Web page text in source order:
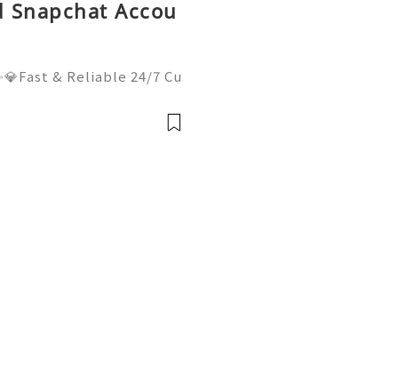
Snapchat Accou
& Reliable 24/7 Cu
💫💎💲💫🌐✨💎Discor